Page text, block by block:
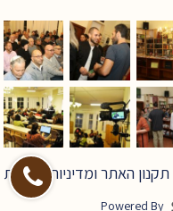
תקנון האתר ומדיניות פרטיות
Powered By